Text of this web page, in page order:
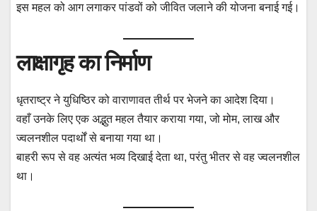
इस महल को आग लगाकर पांडवों को जीवित जलाने की योजना बनाई गई।
लाक्षागृह का निर्माण
धृतराष्ट्र ने युधिष्ठिर को वाराणावत तीर्थ पर भेजने का आदेश दिया।
वहाँ उनके लिए एक अद्भुत महल तैयार कराया गया, जो मोम, लाख और
ज्वलनशील पदार्थों से बनाया गया था।
बाहरी रूप से वह अत्यंत भव्य दिखाई देता था, परंतु भीतर से वह ज्वलनशील
था।